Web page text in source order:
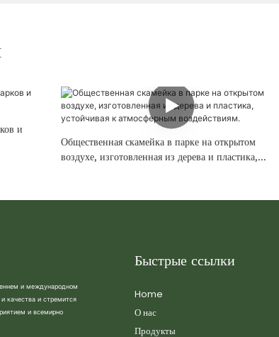
и
Общественная скамейка в парке на открытом
воздухе, изготовленная из дерева и пластика,
и международном
качества и стремится
и всемирно
Быстрые ссылки
Home
О нас
Продукты